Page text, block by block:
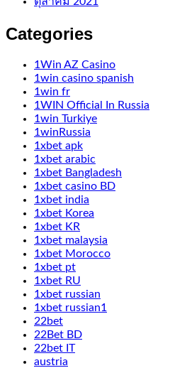
Categories
1Win AZ Casino
1win casino spanish
1win fr
1WIN Official In Russia
1win Turkiye
1winRussia
1xbet apk
1xbet arabic
1xbet Bangladesh
1xbet casino BD
1xbet india
1xbet Korea
1xbet KR
1xbet malaysia
1xbet Morocco
1xbet pt
1xbet RU
1xbet russian
1xbet russian1
22bet
22Bet BD
22bet IT
austria